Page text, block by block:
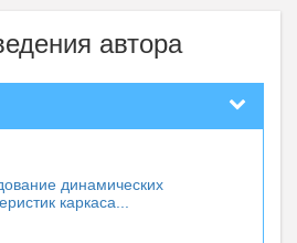
автора
динамических
каркаса...